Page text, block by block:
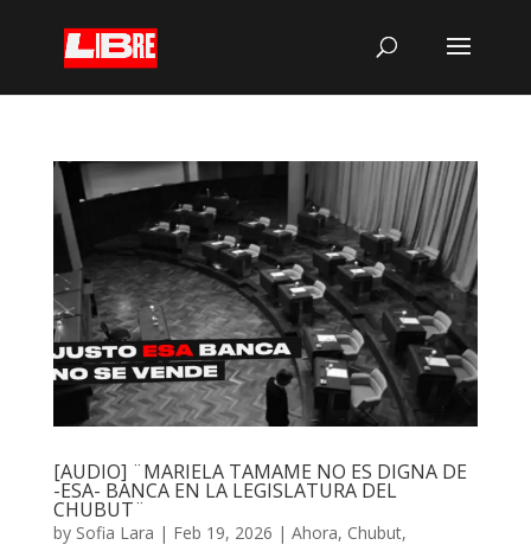
[AUDIO] ¨MARIELA TAMAME NO ES DIGNA DE
-ESA- BANCA EN LA LEGISLATURA DEL
CHUBUT¨
by Sofia Lara | Feb 19, 2026 | Ahora, Chubut,